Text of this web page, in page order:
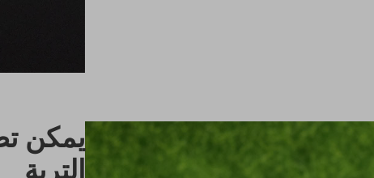
يمكن
التربة